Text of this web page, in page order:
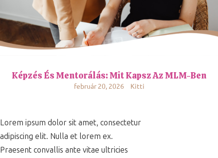
Képzés És Mentorálás: Mit Kapsz Az MLM-Ben
február 20, 2026 Kitti
Lorem ipsum dolor sit amet, consectetur
adipiscing elit. Nulla et lorem ex.
Praesent convallis ante vitae ultricies